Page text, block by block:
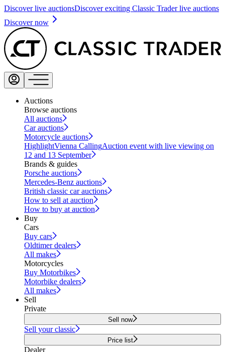
Discover live auctionsDiscover exciting Classic Trader live auctions
Discover now
Auctions
Browse auctions
All auctions
Car auctions
Motorcycle auctions
HighlightVienna CallingAuction event with live viewing on
12 and 13 September
Brands & guides
Porsche auctions
Mercedes-Benz auctions
British classic car auctions
How to sell at auction
How to buy at auction
Buy
Cars
Buy cars
Oldtimer dealers
All makes
Motorcycles
Buy Motorbikes
Motorbike dealers
All makes
Sell
Private
Sell now
Sell your classic
Price list
Dealer